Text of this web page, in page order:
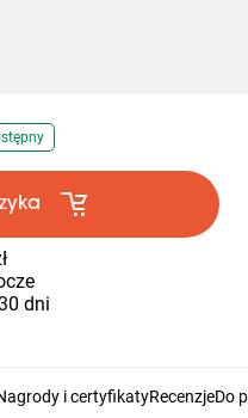
dni
i certyfikatyRecenzjeDo